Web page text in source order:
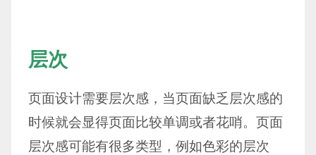
层次
页面设计需要层次感，当页面缺乏层次感的
时候就会显得页面比较单调或者花哨。页面
层次感可能有很多类型，例如色彩的层次